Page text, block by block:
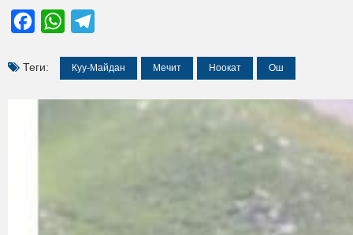
FacebookWhatsApp
Теги: Куу-Майдан Мечит Ноокат Ош